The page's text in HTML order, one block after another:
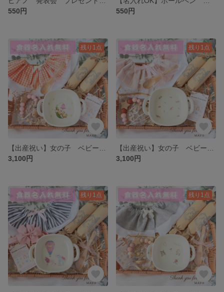
550円
550円
残り1点
3,100円
残り1点
3,100円
残り1点 残り1点